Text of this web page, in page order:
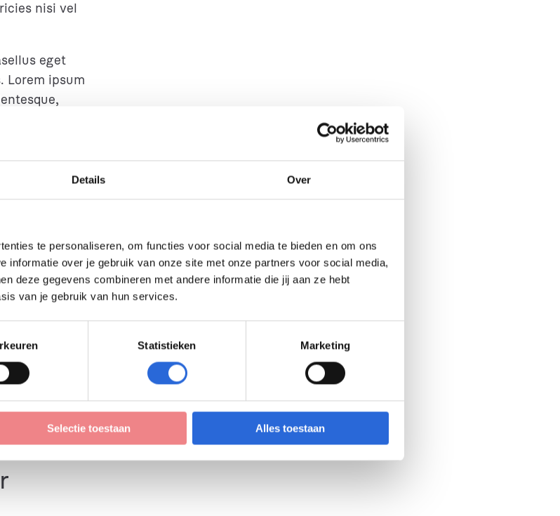
Details Over
te personaliseren, om functies voor social media te bieden en om ons
informatie over je gebruik van onze site met onze partners voor social media,
deze gegevens combineren met andere informatie die jij aan ze hebt
van je gebruik van hun services.
Statistieken Marketing
Selectie toestaan Alles toestaan
nisi vel
eget
Lorem ipsum
Nunc
Cras
eget
Lorem ipsum
Nunc
Cras
kennis MBT Doelgroep 3